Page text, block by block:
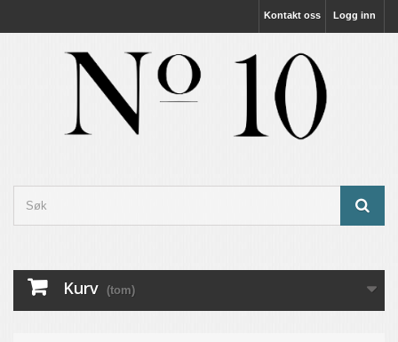
Logg inn
Kontakt oss
Kurv (tom)